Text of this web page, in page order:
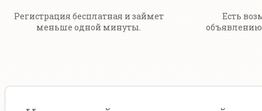
Регистрация бесплатная и займет
меньше одной минуты.
Есть